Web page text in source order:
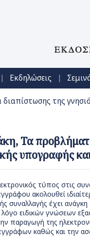
| Εκδηλώσεις |
της
Τα
υπογραφής
τύπος στις
ακολουθεί
συναλλαγής έχει
ειδικών γνώσεων
παραγωγή της
καθώς και την